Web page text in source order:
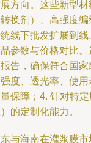
方向。这些新型
换剂）、高强度
线下批发扩展到
参数与价格对比
告，确保符合国
度、透光率、使
保障；4. 针对特
的定制化能力。
与海南在灌浆膜